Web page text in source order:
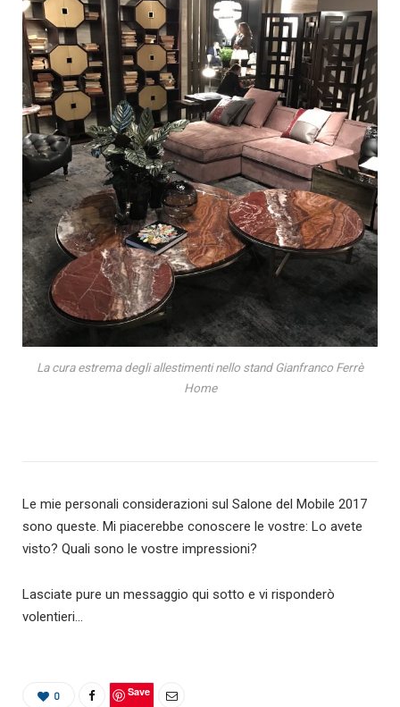
La cura estrema degli allestimenti nello stand Gianfranco Ferrè
Home
Le mie personali considerazioni sul Salone del Mobile 2017
sono queste. Mi piacerebbe conoscere le vostre: Lo avete
visto? Quali sono le vostre impressioni?
Lasciate pure un messaggio qui sotto e vi risponderò
volentieri…
0 Save